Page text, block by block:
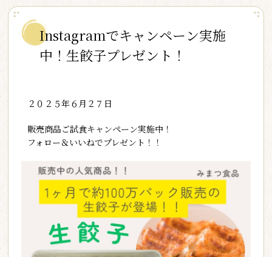
Instagramでキャンペーン実施
中！生餃子プレゼント！
２０２５年６月２７日
販売商品ご試食キャンペーン実施中！
フォロー＆いいねでプレゼント！！